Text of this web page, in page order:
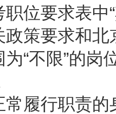
职位要求表
政策要求和
“不限”的岗
常履行职责